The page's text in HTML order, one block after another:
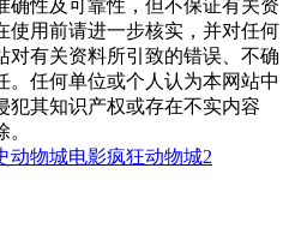
确性及可靠性，但不保证有关资
使用前请进一步核实，并对任何
对有关资料所引致的错误、不确
。任何单位或个人认为本网站中
犯其知识产权或存在不实内容
动物城电影疯狂动物城2